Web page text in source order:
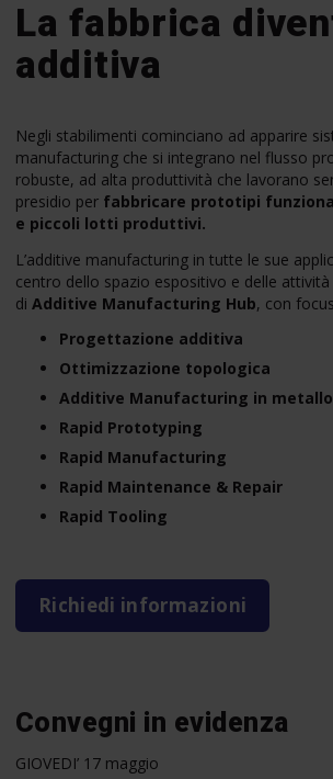
La fabbrica
additiva
Negli stabilimenti cominciano ad apparire
manufacturing che si integrano nel flusso
robuste, ad alta produttività che lavorano
presidio per fabbricare prototipi
e piccoli lotti produttivi.
L’additive manufacturing in tutte le sue
centro dello spazio espositivo e delle
di Additive Manufacturing Hub, con
Progettazione additiva
Ottimizzazione topologica
Additive Manufacturing in metallo
Rapid Prototyping
Rapid Manufacturing
Rapid Maintenance & Repair
Rapid Tooling
Richiedi informazioni
Convegni in evidenza
GIOVEDI’ 17 maggio